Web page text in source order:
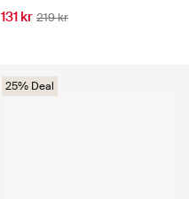
131 kr 219 kr
25% Deal